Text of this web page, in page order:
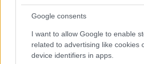
Google consents
I want to allow Google to enable
related to advertising like cookies
device identifiers in apps.
Η δημοσίευση κοινοποιήθηκε από το